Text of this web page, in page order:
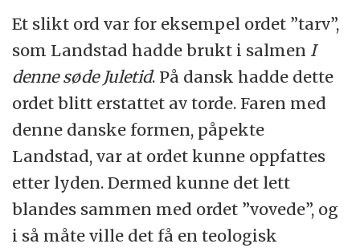
Et slikt ord var for eksempel ordet ”tarv”,
som Landstad hadde brukt i salmen I
denne søde Juletid. På dansk hadde dette
ordet blitt erstattet av torde. Faren med
denne danske formen, påpekte
Landstad, var at ordet kunne oppfattes
etter lyden. Dermed kunne det lett
blandes sammen med ordet ”vovede”, og
i så måte ville det få en teologisk